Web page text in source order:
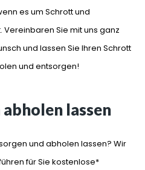
es um Schrott und
Vereinbaren Sie mit uns ganz
und lassen Sie Ihren Schrott
und entsorgen!
lassen
und abholen lassen? Wir
für Sie kostenlose*